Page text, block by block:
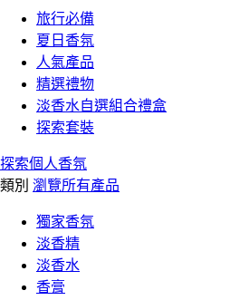
旅行必備
夏日香氛
人氣產品
精選禮物
淡香水自選組合禮盒
探索套裝
探索個人香氛
類別 瀏覽所有產品
獨家香氛
淡香精
淡香水
香膏